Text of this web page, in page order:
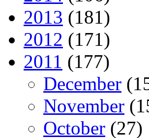
2013 (181)
2012 (171)
2011 (177)
December
November
October (27)